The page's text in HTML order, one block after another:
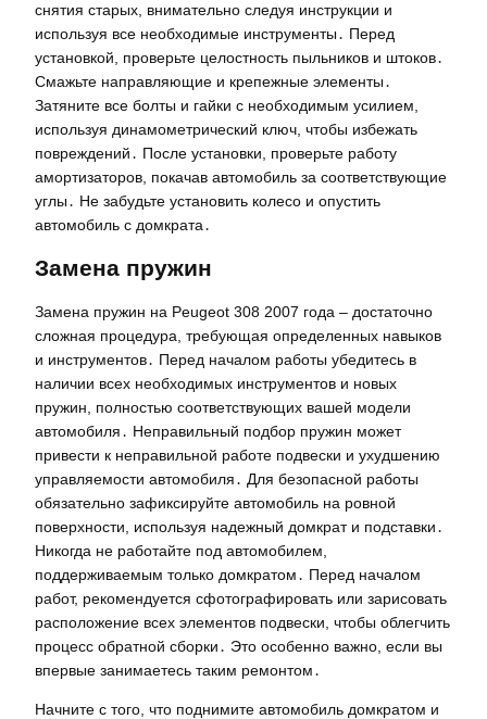
снятия старых, внимательно следуя инструкции и
используя все необходимые инструменты․ Перед
установкой, проверьте целостность пыльников и штоков․
Смажьте направляющие и крепежные элементы․
Затяните все болты и гайки с необходимым усилием,
используя динамометрический ключ, чтобы избежать
повреждений․ После установки, проверьте работу
амортизаторов, покачав автомобиль за соответствующие
углы․ Не забудьте установить колесо и опустить
автомобиль с домкрата․
Замена пружин
Замена пружин на Peugeot 308 2007 года – достаточно
сложная процедура, требующая определенных навыков
и инструментов․ Перед началом работы убедитесь в
наличии всех необходимых инструментов и новых
пружин, полностью соответствующих вашей модели
автомобиля․ Неправильный подбор пружин может
привести к неправильной работе подвески и ухудшению
управляемости автомобиля․ Для безопасной работы
обязательно зафиксируйте автомобиль на ровной
поверхности, используя надежный домкрат и подставки․
Никогда не работайте под автомобилем,
поддерживаемым только домкратом․ Перед началом
работ, рекомендуется сфотографировать или зарисовать
расположение всех элементов подвески, чтобы облегчить
процесс обратной сборки․ Это особенно важно, если вы
впервые занимаетесь таким ремонтом․
Начните с того, что поднимите автомобиль домкратом и